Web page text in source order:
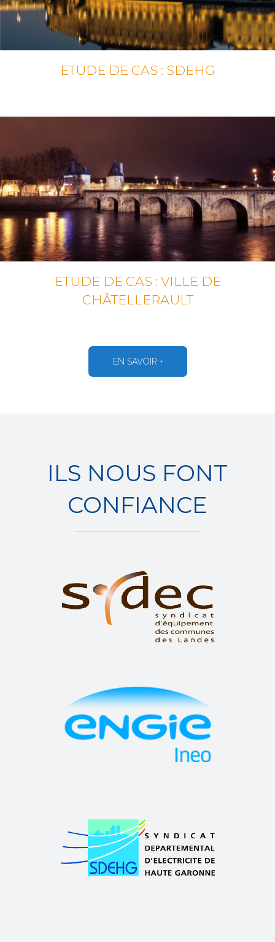
ETUDE DE CAS : SDEHG
ETUDE DE CAS : VILLE DE
CHÂTELLERAULT
EN SAVOIR +
ILS NOUS FONT
CONFIANCE